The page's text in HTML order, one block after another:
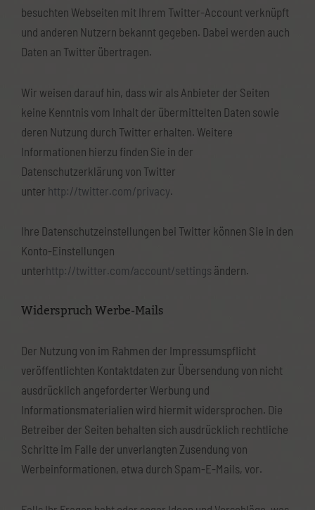
besuchten Webseiten mit Ihrem Twitter-Account verknüpft
und anderen Nutzern bekannt gegeben. Dabei werden auch
Daten an Twitter übertragen.
Wir weisen darauf hin, dass wir als Anbieter der Seiten
keine Kenntnis vom Inhalt der übermittelten Daten sowie
deren Nutzung durch Twitter erhalten. Weitere
Informationen hierzu finden Sie in der
Datenschutzerklärung von Twitter
unter http://twitter.com/privacy.
Ihre Datenschutzeinstellungen bei Twitter können Sie in den
Konto-Einstellungen
unterhttp://twitter.com/account/settings ändern.
Widerspruch Werbe-Mails
Der Nutzung von im Rahmen der Impressumspflicht
veröffentlichten Kontaktdaten zur Übersendung von nicht
ausdrücklich angeforderter Werbung und
Informationsmaterialien wird hiermit widersprochen. Die
Betreiber der Seiten behalten sich ausdrücklich rechtliche
Schritte im Falle der unverlangten Zusendung von
Werbeinformationen, etwa durch Spam-E-Mails, vor.